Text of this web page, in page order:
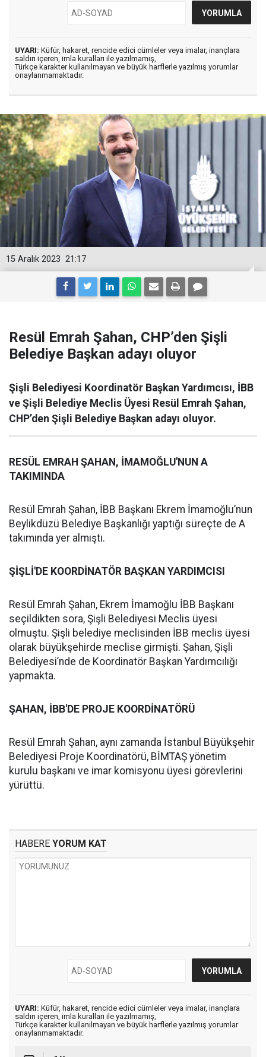
UYARI: Küfür, hakaret, rencide edici cümleler veya imalar, inançlara
saldırı içeren, imla kuralları ile yazılmamış,
Türkçe karakter kullanılmayan ve büyük harflerle yazılmış yorumlar
onaylanmamaktadır.
21:17
15 Aralık 2023
Resül Emrah Şahan, CHP’den Şişli
Belediye Başkan adayı oluyor
Şişli Belediyesi Koordinatör Başkan Yardımcısı, İBB
ve Şişli Belediye Meclis Üyesi Resül Emrah Şahan,
CHP’den Şişli Belediye Başkan adayı oluyor.
RESÜL EMRAH ŞAHAN, İMAMOĞLU'NUN A
TAKIMINDA
Resül Emrah Şahan, İBB Başkanı Ekrem İmamoğlu’nun
Beylikdüzü Belediye Başkanlığı yaptığı süreçte de A
takımında yer almıştı.
ŞİŞLİ'DE KOORDİNATÖR BAŞKAN YARDIMCISI
Resül Emrah Şahan, Ekrem İmamoğlu İBB Başkanı
seçildikten sora, Şişli Belediyesi Meclis üyesi
olmuştu. Şişli belediye meclisinden İBB meclis üyesi
olarak büyükşehirde meclise girmişti. Şahan, Şişli
Belediyesi’nde de Koordinatör Başkan Yardımcılığı
yapmakta.
ŞAHAN, İBB'DE PROJE KOORDİNATÖRÜ
Resül Emrah Şahan, aynı zamanda İstanbul Büyükşehir
Belediyesi Proje Koordinatörü, BİMTAŞ yönetim
kurulu başkanı ve imar komisyonu üyesi görevlerini
yürüttü.
HABERE YORUM KAT
UYARI: Küfür, hakaret, rencide edici cümleler veya imalar, inançlara
saldırı içeren, imla kuralları ile yazılmamış,
Türkçe karakter kullanılmayan ve büyük harflerle yazılmış yorumlar
onaylanmamaktadır.